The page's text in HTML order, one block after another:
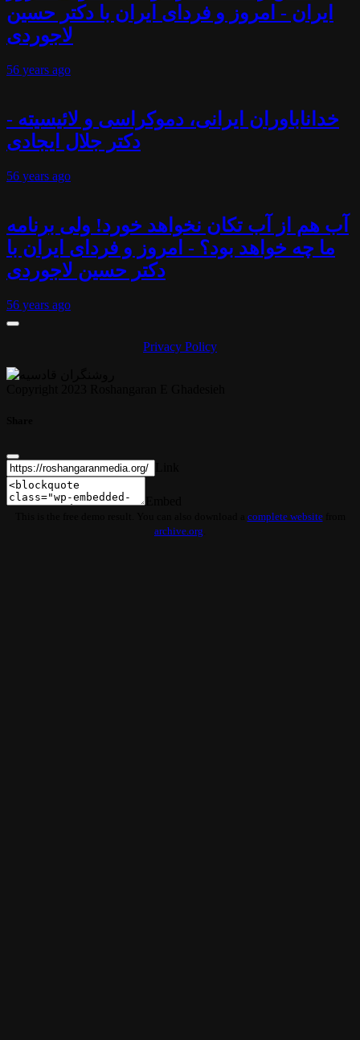
ایران - امروز و فردای ایران با دکتر حسین
لاجوردی
56 years ago
خداناباوران ایرانی، دموکراسی و لائیسیته -
دکتر جلال ایجادی
56 years ago
آب هم از آب تکان نخواهد خورد! ولی برنامه
ما چه خواهد بود؟ - امروز و فردای ایران با
دکتر حسین لاجوردی
56 years ago
Privacy Policy
complete websitefrom
archive.org